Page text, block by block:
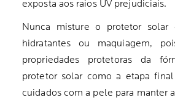
exposta aos raios UV prejudiciais.
Nunca misture o protetor solar
hidratantes ou maquiagem,
propriedades protetoras da
protetor solar como a etapa
cuidados com a pele para manter